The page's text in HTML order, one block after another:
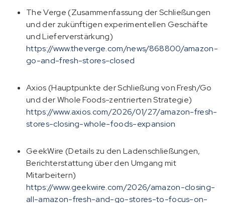
The Verge (Zusammenfassung der Schließungen
und der zukünftigen experimentellen Geschäfte
und Lieferverstärkung)
https://www.theverge.com/news/868800/amazon-
go-and-fresh-stores-closed
Axios (Hauptpunkte der Schließung von Fresh/Go
und der Whole Foods-zentrierten Strategie)
https://www.axios.com/2026/01/27/amazon-fresh-
stores-closing-whole-foods-expansion
GeekWire (Details zu den Ladenschließungen,
Berichterstattung über den Umgang mit
Mitarbeitern)
https://www.geekwire.com/2026/amazon-closing-
all-amazon-fresh-and-go-stores-to-focus-on-